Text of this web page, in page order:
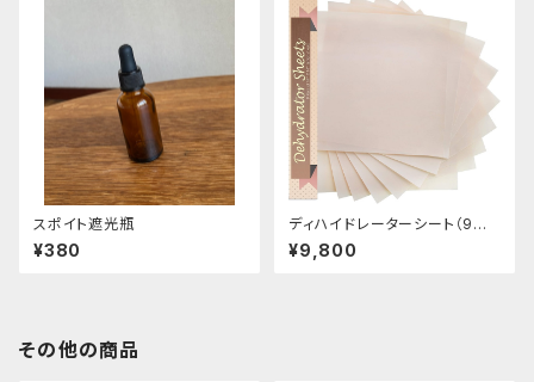
スポイト遮光瓶
¥380
ディハイドレーターシート（9枚
入り）
¥9,800
その他の商品